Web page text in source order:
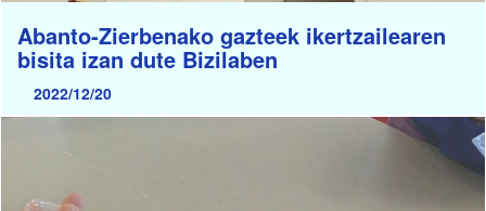
Abanto-Zierbenako gazteek ikertzailearen
bisita izan dute Bizilaben
2022/12/20